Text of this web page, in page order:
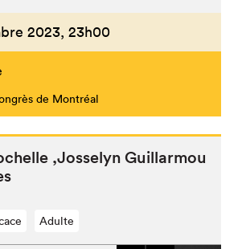
2023, 23h00
de Montréal
,Josselyn Guillarmou
Adulte